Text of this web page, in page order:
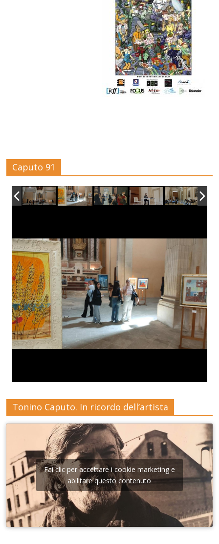
Caputo 91
Tonino Caputo. In ricordo dell’artista
Fai clic per accettare i cookie marketing e
abilitare questo contenuto